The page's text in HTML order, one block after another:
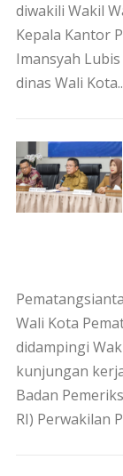
diwakili Wakil
Kepala Kantor
Imansyah
dinas Wali
Wali Kota
didampingi
kunjungan
Badan
RI) Perwakilan